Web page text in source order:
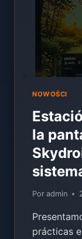
NOWOŚCI
la
Por admin
prácticas